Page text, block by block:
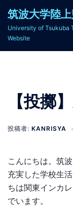
筑波大学陸
University of Tsukuba
Website
【投擲
投稿者: KANRISYA
こんにちは。筑
充実した学校生
ちは関東インカ
でいます。